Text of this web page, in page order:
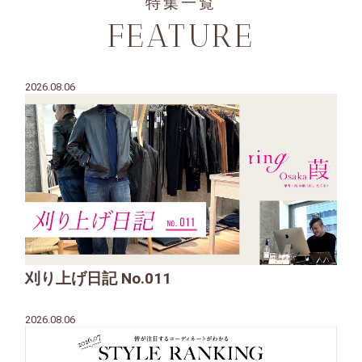
FEATURE
2026.08.06
刈り上げ日記 No.011
2026.08.06